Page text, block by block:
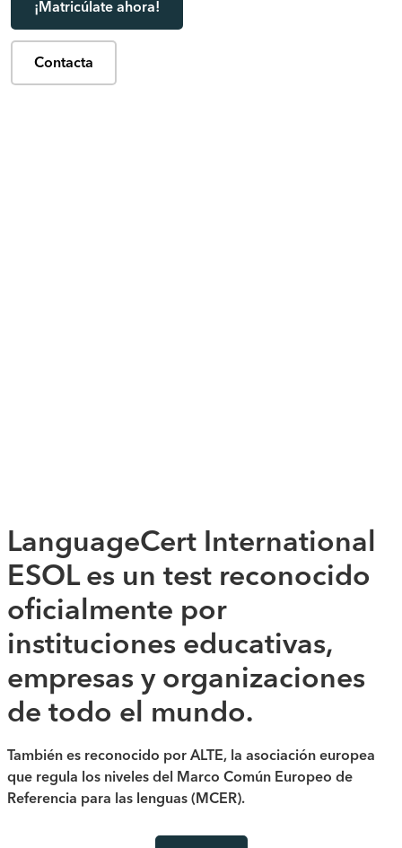
¡Matricúlate ahora!
Contacta
LanguageCert International
ESOL es un test reconocido
oficialmente por
instituciones educativas,
empresas y organizaciones
de todo el mundo.
También es reconocido por ALTE, la asociación europea
que regula los niveles del Marco Común Europeo de
Referencia para las lenguas (MCER).